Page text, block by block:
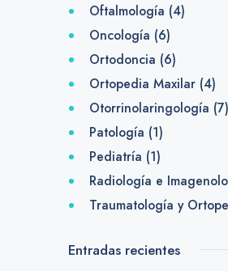
Oftalmología (4)
Oncología (6)
Ortodoncia (6)
Ortopedia Maxilar(4)
Otorrinolaringología (7)
Patología (1)
Pediatría (1)
Radiología e
Traumatología y
Entradas recientes